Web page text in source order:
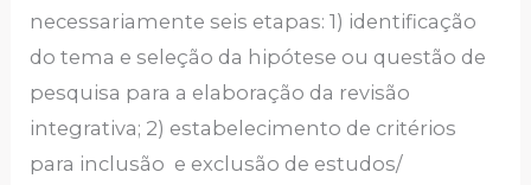
necessariamente seis etapas: 1) identificação
do tema e seleção da hipótese ou questão de
pesquisa para a elaboração da revisão
integrativa; 2) estabelecimento de critérios
para inclusão e exclusão de estudos/